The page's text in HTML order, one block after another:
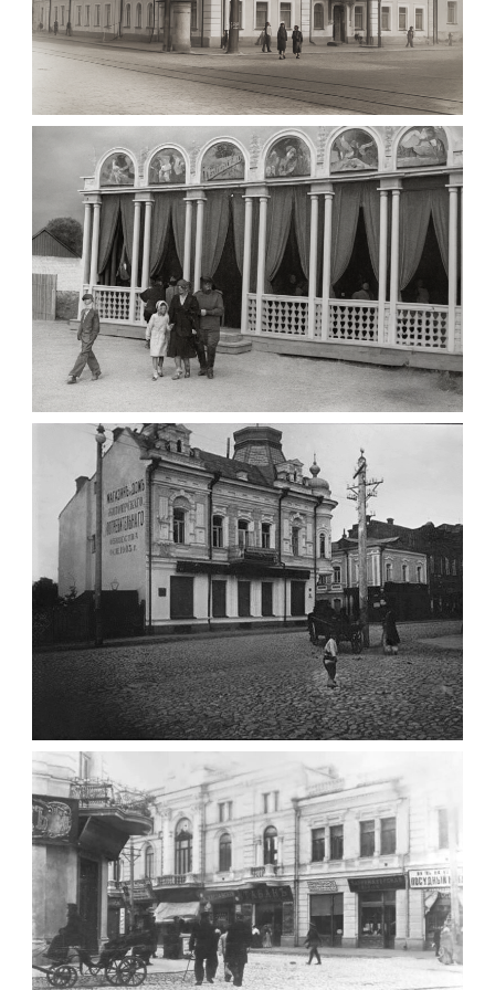
МАРІЇНСЬКА ЖІНОЧА ГІМНАЗІЯ ЖИТОМИР
1903
Фото Житомира період
до 1917 року
Leave a comment
ПАВІЛЬЙОН МОРОЗИВА ЖИТОМИР 1947
Фото Житомир (1945-
1960)
Leave a comment
ФОТО ЖИТОМИРА 1905 ВУЛ.
МИХАЙЛІВСЬКА-СКОРУЛЬСЬКОГО
Фото Житомира період
до 1917 року
Leave a comment